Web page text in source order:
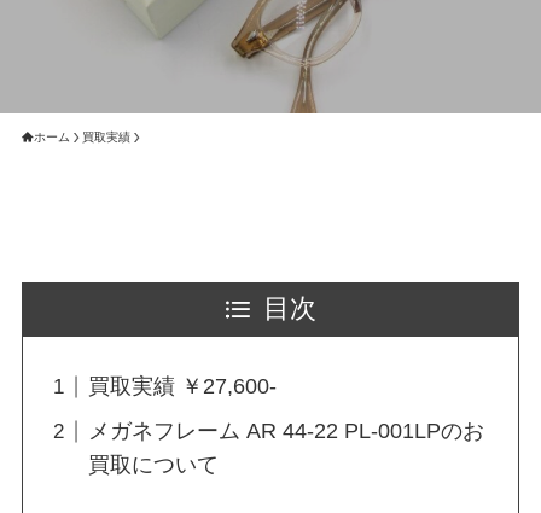
ホーム 買取実績
目次
買取実績 ￥27,600-
メガネフレーム AR 44-22 PL-001LPのお
買取について